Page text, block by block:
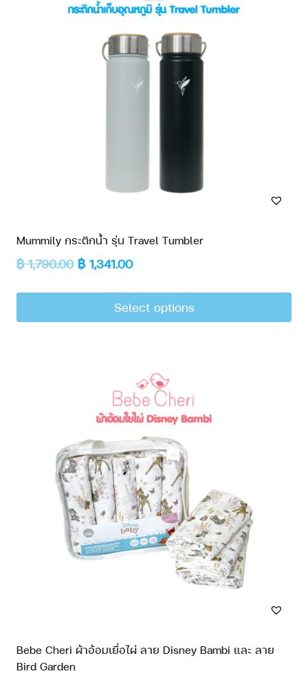
Mummily กระติกน้ำ รุ่น Travel Tumbler
฿1,790.00 ฿ 1,341.00
Select options
Bebe Cheri ผ้าอ้อมเยื่อไผ่ ลาย Disney Bambi และ ลาย
Bird Garden